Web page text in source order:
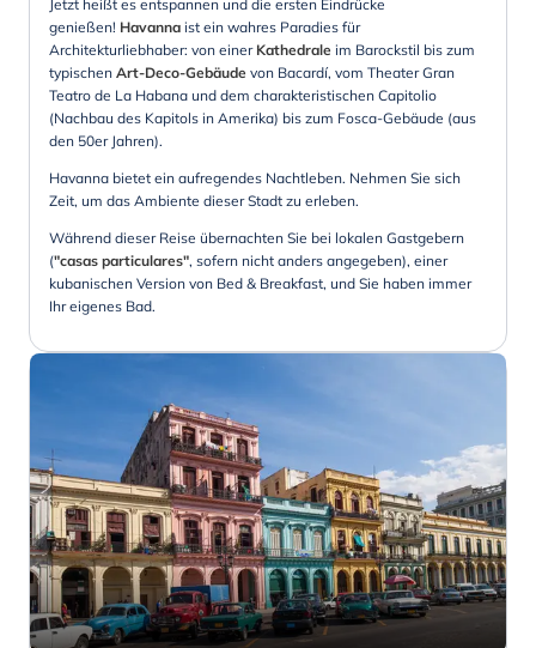
Jetzt heißt es entspannen und die ersten Eindrücke
genießen! Havanna ist ein wahres Paradies für
Architekturliebhaber: von einer Kathedrale im Barockstil bis zum
typischen Art-Deco-Gebäude von Bacardí, vom Theater Gran
Teatro de La Habana und dem charakteristischen Capitolio
(Nachbau des Kapitols in Amerika) bis zum Fosca-Gebäude (aus
den 50er Jahren).
Havanna bietet ein aufregendes Nachtleben. Nehmen Sie sich
Zeit, um das Ambiente dieser Stadt zu erleben.
Während dieser Reise übernachten Sie bei lokalen Gastgebern
("casas particulares", sofern nicht anders angegeben), einer
kubanischen Version von Bed & Breakfast, und Sie haben immer
Ihr eigenes Bad.